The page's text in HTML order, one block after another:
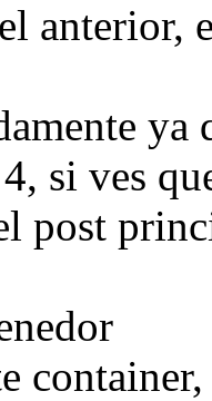
anterior,
ya
si ves
post